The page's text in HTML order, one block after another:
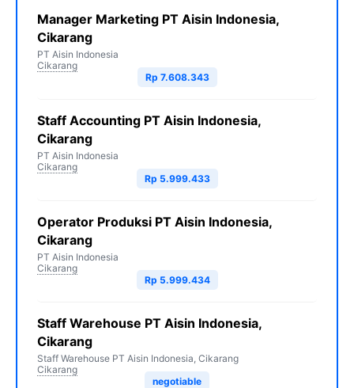
Manager Marketing PT Aisin Indonesia,
Cikarang
PT Aisin Indonesia
Cikarang
Rp 7.608.343
Staff Accounting PT Aisin Indonesia,
Cikarang
PT Aisin Indonesia
Cikarang
Rp 5.999.433
Operator Produksi PT Aisin Indonesia,
Cikarang
PT Aisin Indonesia
Cikarang
Rp 5.999.434
Staff Warehouse PT Aisin Indonesia,
Cikarang
Staff Warehouse PT Aisin Indonesia, Cikarang
Cikarang
negotiable